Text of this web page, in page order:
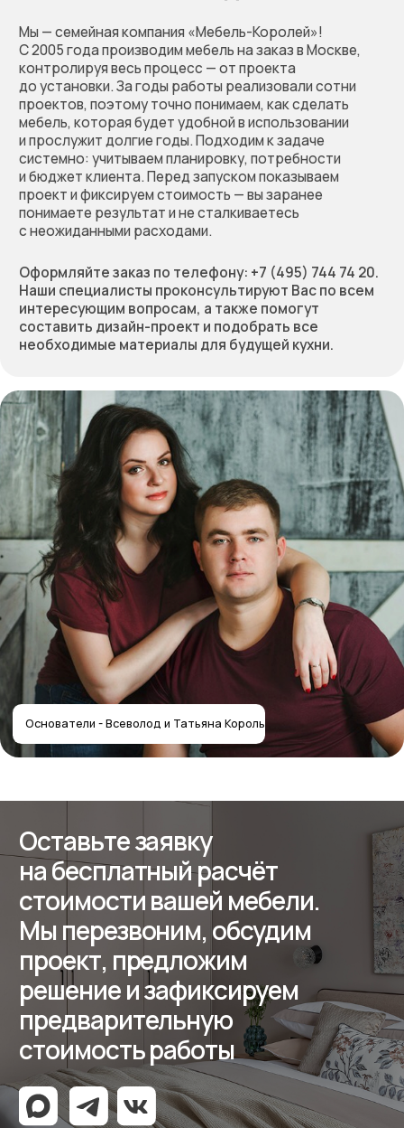
Оставьте заявку
на бесплатный расчёт
стоимости вашей мебели.
Мы перезвоним, обсудим
проект, предложим
решение и зафиксируем
предварительную
стоимость работы
+7 (495) 744 74 20
Позвоните нам по телефону:
Или заполните форму
Отправляя форму, вы соглашаетесь с политикой
конфиденциальности
Получить расчёт стоимости
Собственное производство
мебели — работаем с 2012 года
Главная
Наши работы
Проекты
Дизайнерам
Контакты
Контакты салона
ООО «Мебель-Королей»
ИНН 7707779585
ОГРН 1127746504654
Реквизиты
+7 (495) 744-74-20
Мессенджеры
г. Москва, шоссе
Контактная информация
Политика конфиденциальности
Создание сайта